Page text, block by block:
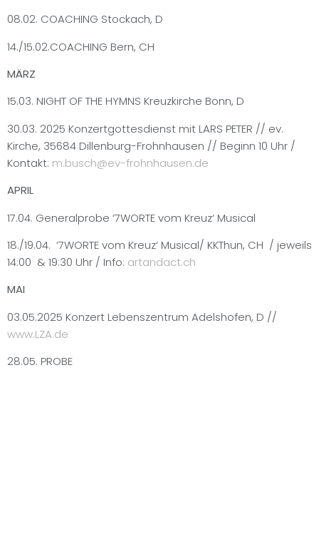
08.02. COACHING Stockach, D
14./15.02.COACHING Bern, CH
MÄRZ
15.03. NIGHT OF THE HYMNS Kreuzkirche Bonn, D
30.03. 2025 Konzertgottesdienst mit LARS PETER // ev.
Kirche, 35684 Dillenburg-Frohnhausen // Beginn 10 Uhr /
Kontakt: m.busch@ev-frohnhausen.de
APRIL
17.04. Generalprobe ‘7WORTE vom Kreuz‘ Musical
18./19.04. ‘7WORTE vom Kreuz‘ Musical/ KKThun, CH / jeweils
14:00 & 19:30 Uhr / Info: artandact.ch
MAI
03.05.2025 Konzert Lebenszentrum Adelshofen, D //
www.LZA.de
28.05. PROBE